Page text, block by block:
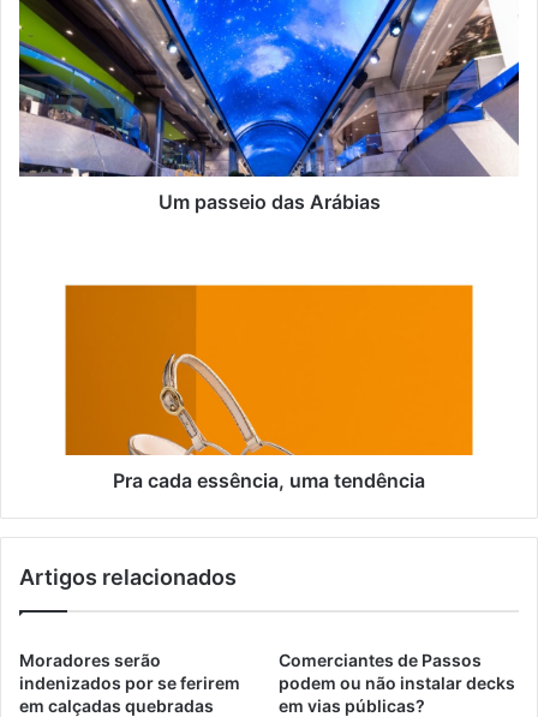
u
e
n
d
e
e
Um passeio das Arábias
Pra cada essência, uma tendência
Artigos relacionados
Moradores serão
indenizados por se ferirem
em calçadas quebradas
Comerciantes de Passos
podem ou não instalar decks
em vias públicas?